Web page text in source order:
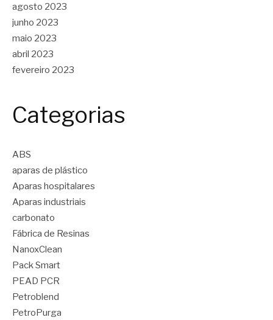
agosto 2023
junho 2023
maio 2023
abril 2023
fevereiro 2023
Categorias
ABS
aparas de plástico
Aparas hospitalares
Aparas industriais
carbonato
Fábrica de Resinas
NanoxClean
Pack Smart
PEAD PCR
Petroblend
PetroPurga